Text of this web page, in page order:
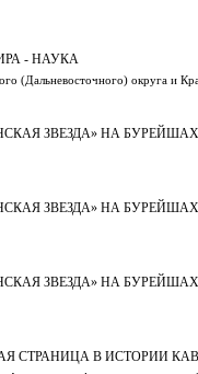
- НАУКА
(Дальневосточного) округа и
ЗВЕЗДА» НА
ЗВЕЗДА» НА
ЗВЕЗДА» НА
СТРАНИЦА В ИСТОРИИ